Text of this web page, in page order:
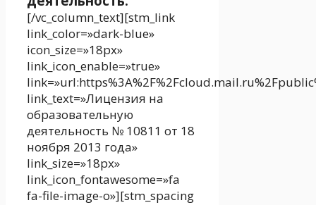
[/vc_column_text][stm_link
link_color=»dark-blue»
icon_size=»18px»
link_icon_enable=»true»
link_text=»Лицензия на
образовательную
деятельность № 10811 от 18
ноября 2013 года»
link_size=»18px»
link_icon_fontawesome=»fa
fa-file-image-o»][stm_spacing